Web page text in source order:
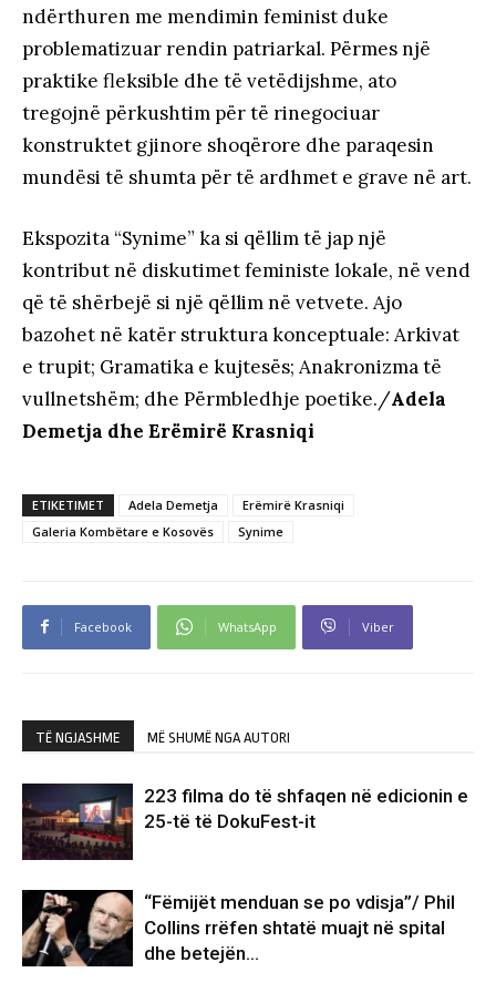
ndërthuren me mendimin feminist duke
problematizuar rendin patriarkal. Përmes një
praktike fleksible dhe të vetëdijshme, ato
tregojnë përkushtim për të rinegociuar
konstruktet gjinore shoqërore dhe paraqesin
mundësi të shumta për të ardhmet e grave në art.
Ekspozita “Synime” ka si qëllim të jap një
kontribut në diskutimet feministe lokale, në vend
që të shërbejë si një qëllim në vetvete. Ajo
bazohet në katër struktura konceptuale: Arkivat
e trupit; Gramatika e kujtesës; Anakronizma të
vullnetshëm; dhe Përmbledhje poetike./Adela
Demetja dhe Erëmirë Krasniqi
ETIKETIMET Adela Demetja
Erëmirë Krasniqi
Galeria Kombëtare e Kosovës
Synime
Facebook WhatsApp Viber
TË NGJASHME MË SHUMË NGA AUTORI
223 filma do të shfaqen në edicionin e
25-të të DokuFest-it
“Fëmijët menduan se po vdisja”/ Phil
Collins rrëfen shtatë muajt në spital
dhe betejën…